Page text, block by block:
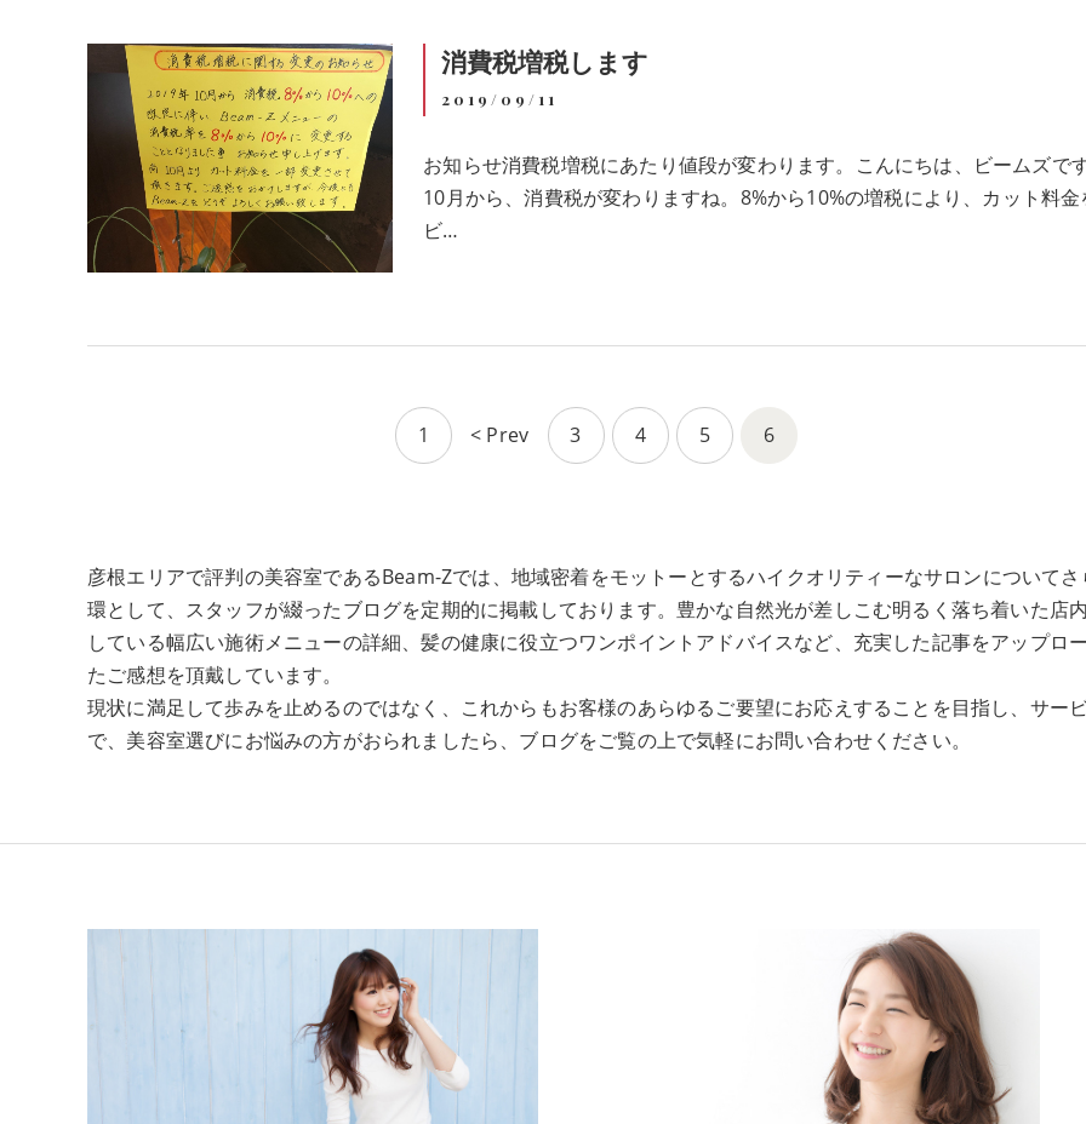
消費税増税します
2019/09/11
お知らせ消費税増税にあたり値段が変わります。こんにちは、ビームズで
10月から、消費税が変わりますね。8%から10%の増税により、カット料金
ビ…
1 < Prev 3 4 5 6
彦根エリアで評判の美容室であるBeam-Zでは、地域密着をモットーとするハイクオリティーなサロンについて
環として、スタッフが綴ったブログを定期的に掲載しております。豊かな自然光が差しこむ明るく落ち着いた店
している幅広い施術メニューの詳細、髪の健康に役立つワンポイントアドバイスなど、充実した記事をアップ
たご感想を頂戴しています。
現状に満足して歩みを止めるのではなく、これからもお客様のあらゆるご要望にお応えすることを目指し、サー
で、美容室選びにお悩みの方がおられましたら、ブログをご覧の上で気軽にお問い合わせください。